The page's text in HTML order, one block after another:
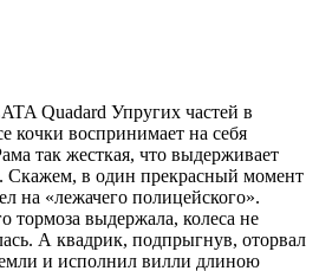
Quadard Упругих частей в
кочки воспринимает на себя
так жесткая, что выдерживает
Скажем, в один прекрасный момент
на «лежачего полицейского».
тормоза выдержала, колеса не
А квадрик, подпрыгнув, оторвал
и исполнил вилли длиною